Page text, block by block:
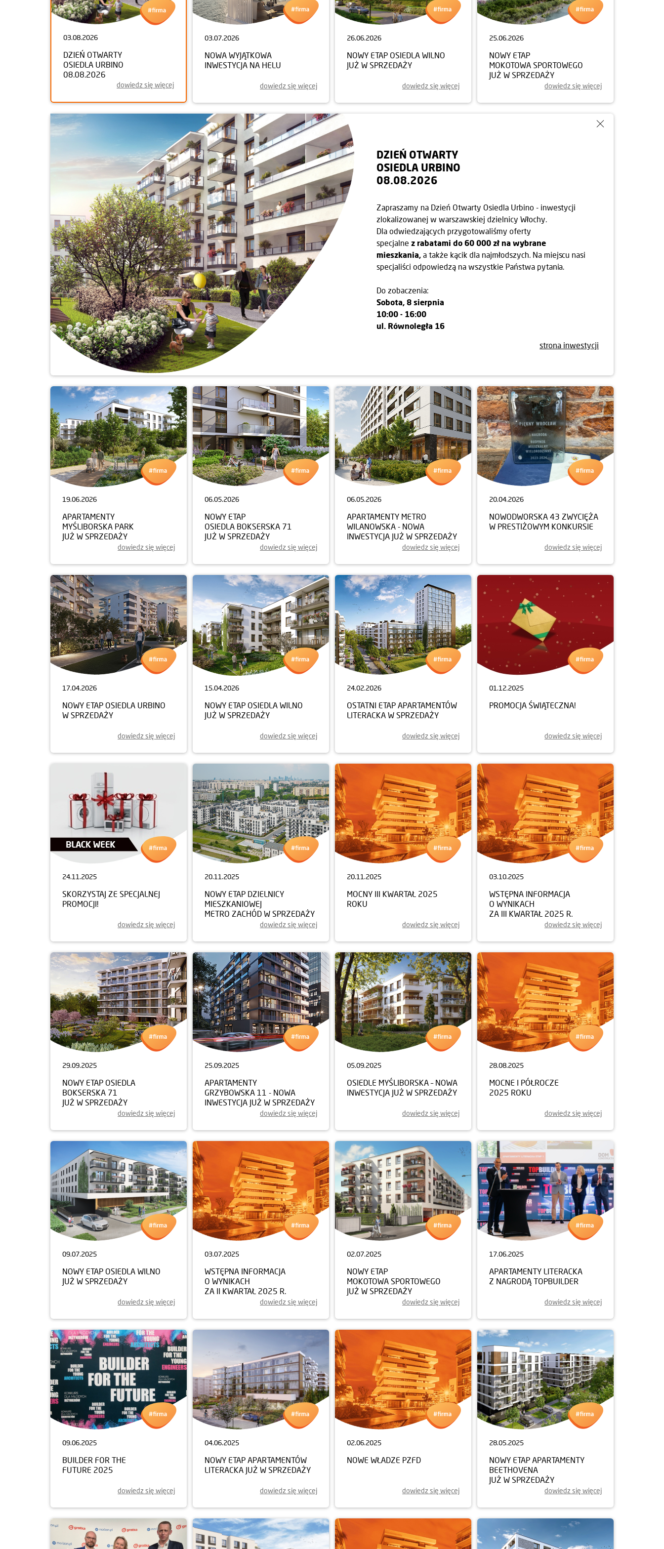
03.08.2026
DZIEŃ OTWARTY
OSIEDLA URBINO
08.08.2026
dowiedz się więcej
03.07.2026
NOWA WYJĄTKOWA
INWESTYCJA NA HELU
dowiedz się więcej
26.06.2026
NOWY ETAP OSIEDLA WILNO
JUŻ W SPRZEDAŻY
dowiedz się więcej
25.06.2026
NOWY ETAP
MOKOTOWA SPORTOWEGO
JUŻ W SPRZEDAŻY
dowiedz się więcej
DZIEŃ OTWARTY
OSIEDLA URBINO
08.08.2026
Zapraszamy na Dzień Otwarty Osiedla Urbino - inwestycji
zlokalizowanej w warszawskiej dzielnicy Włochy.
Dla odwiedzających przygotowaliśmy oferty
specjalne z rabatami do 60 000 zł na wybrane
mieszkania, a także kącik dla najmłodszych. Na miejscu nasi
specjaliści odpowiedzą na wszystkie Państwa pytania.
Do zobaczenia:
Sobota, 8 sierpnia
10:00 - 16:00
ul. Równoległa 16
strona inwestycji
19.06.2026
APARTAMENTY
MYŚLIBORSKA PARK
JUŻ W SPRZEDAŻY
dowiedz się więcej
06.05.2026
NOWY ETAP
OSIEDLA BOKSERSKA 71
JUŻ W SPRZEDAŻY
dowiedz się więcej
06.05.2026
APARTAMENTY METRO
WILANOWSKA - NOWA
INWESTYCJA JUŻ W SPRZEDAŻY
dowiedz się więcej
20.04.2026
NOWODWORSKA 43 ZWYCIĘŻA
W PRESTIŻOWYM KONKURSIE
dowiedz się więcej
17.04.2026
NOWY ETAP OSIEDLA URBINO
W SPRZEDAŻY
dowiedz się więcej
15.04.2026
NOWY ETAP OSIEDLA WILNO
JUŻ W SPRZEDAŻY
dowiedz się więcej
24.02.2026
OSTATNI ETAP APARTAMENTÓW
LITERACKA W SPRZEDAŻY
dowiedz się więcej
01.12.2025
PROMOCJA ŚWIĄTECZNA!
dowiedz się więcej
24.11.2025
SKORZYSTAJ ZE SPECJALNEJ
PROMOCJI!
dowiedz się więcej
20.11.2025
NOWY ETAP DZIELNICY
MIESZKANIOWEJ
METRO ZACHÓD W SPRZEDAŻY
dowiedz się więcej
20.11.2025
MOCNY III KWARTAŁ 2025
ROKU
dowiedz się więcej
03.10.2025
WSTĘPNA INFORMACJA
O WYNIKACH
ZA III KWARTAŁ 2025 R.
dowiedz się więcej
29.09.2025
NOWY ETAP OSIEDLA
BOKSERSKA 71
JUŻ W SPRZEDAŻY
dowiedz się więcej
25.09.2025
APARTAMENTY
GRZYBOWSKA 11 - NOWA
INWESTYCJA JUŻ W SPRZEDAŻY
dowiedz się więcej
05.09.2025
OSIEDLE MYŚLIBORSKA – NOWA
INWESTYCJA JUŻ W SPRZEDAŻY
dowiedz się więcej
28.08.2025
MOCNE I PÓŁROCZE
2025 ROKU
dowiedz się więcej
09.07.2025
NOWY ETAP OSIEDLA WILNO
JUŻ W SPRZEDAŻY
dowiedz się więcej
03.07.2025
WSTĘPNA INFORMACJA
O WYNIKACH
ZA II KWARTAŁ 2025 R.
dowiedz się więcej
02.07.2025
NOWY ETAP
MOKOTOWA SPORTOWEGO
JUŻ W SPRZEDAŻY
dowiedz się więcej
17.06.2025
APARTAMENTY LITERACKA
Z NAGRODĄ TOPBUILDER
dowiedz się więcej
09.06.2025
BUILDER FOR THE
FUTURE 2025
dowiedz się więcej
04.06.2025
NOWY ETAP APARTAMENTÓW
LITERACKA JUŻ W SPRZEDAŻY
dowiedz się więcej
02.06.2025
NOWE WŁADZE PZFD
dowiedz się więcej
28.05.2025
NOWY ETAP APARTAMENTY
BEETHOVENA
JUŻ W SPRZEDAŻY
dowiedz się więcej